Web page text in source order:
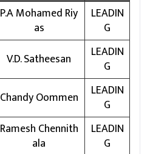
P.A Mohamed Riy
as
LEADIN
G
V.D. Satheesan
LEADIN
G
Chandy Oommen
LEADIN
G
Ramesh Chennith
ala
LEADIN
G